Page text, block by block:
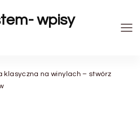
wpisy
klasyczna na winylach – stwórz